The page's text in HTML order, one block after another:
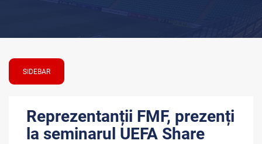
SIDEBAR
Reprezentanții FMF, prezenți
la seminarul UEFA Share